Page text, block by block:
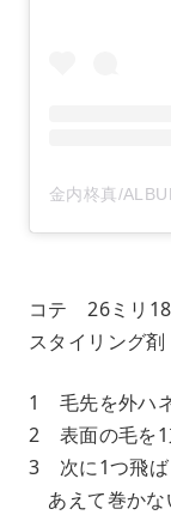
コテ 26ミリ
スタイリング
1 毛先を外ハネ
2 表面の毛を1
3 次に1つ飛ば
あえて巻かな